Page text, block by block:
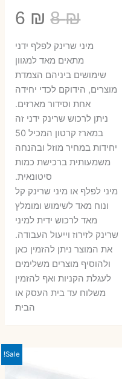
8₪
היה:
8 ₪.
6 ₪
6 ₪.
מיני שרינק לפלף ידני
מתאים מאד למגוון
שימושים ביניהם הצמדת
מוצרים, הידוקם לכדי יחידה
אחת וסידור מארזים.
ניתן לרכוש שרינק ידני זה
במארז קרטון המכיל 50
יחידות במחיר מוזל ובהנחה
משמעותית ברכישת כמות
סיטונאית.
מיני לפלף או מיני שרינק קל
ונוח מאד לשימוש ומומלץ
מאד לרכוש ידית למיני
שרינק לזירוז וייעול העבודה.
את המוצר ניתן להזמין כאן
ולהוסיף מוצרים משלימים
לעגלת הקניות ואף להזמין
משלוח עד בית העסק או
הבית
Sale!